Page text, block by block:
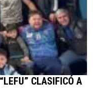
CLASIFICÓ A